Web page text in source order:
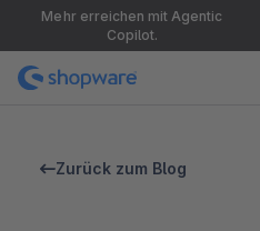
Mehr erreichen mit Agentic
Copilot.
Zurück zum Blog